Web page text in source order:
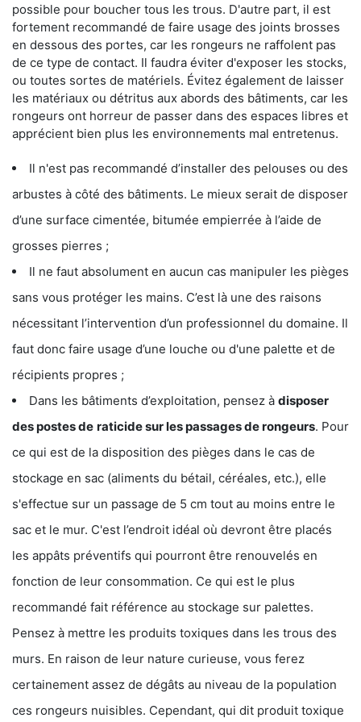
possible pour boucher tous les trous. D'autre part, il est
fortement recommandé de faire usage des joints brosses
en dessous des portes, car les rongeurs ne raffolent pas
de ce type de contact. Il faudra éviter d'exposer les stocks,
ou toutes sortes de matériels. Évitez également de laisser
les matériaux ou détritus aux abords des bâtiments, car les
rongeurs ont horreur de passer dans des espaces libres et
apprécient bien plus les environnements mal entretenus.
Il n'est pas recommandé d’installer des pelouses ou des
arbustes à côté des bâtiments. Le mieux serait de disposer
d’une surface cimentée, bitumée empierrée à l’aide de
grosses pierres ;
Il ne faut absolument en aucun cas manipuler les pièges
sans vous protéger les mains. C’est là une des raisons
nécessitant l’intervention d’un professionnel du domaine. Il
faut donc faire usage d’une louche ou d'une palette et de
récipients propres ;
Dans les bâtiments d’exploitation, pensez à disposer
des postes de raticide sur les passages de rongeurs. Pour
ce qui est de la disposition des pièges dans le cas de
stockage en sac (aliments du bétail, céréales, etc.), elle
s'effectue sur un passage de 5 cm tout au moins entre le
sac et le mur. C'est l’endroit idéal où devront être placés
les appâts préventifs qui pourront être renouvelés en
fonction de leur consommation. Ce qui est le plus
recommandé fait référence au stockage sur palettes.
Pensez à mettre les produits toxiques dans les trous des
murs. En raison de leur nature curieuse, vous ferez
certainement assez de dégâts au niveau de la population
ces rongeurs nuisibles. Cependant, qui dit produit toxique